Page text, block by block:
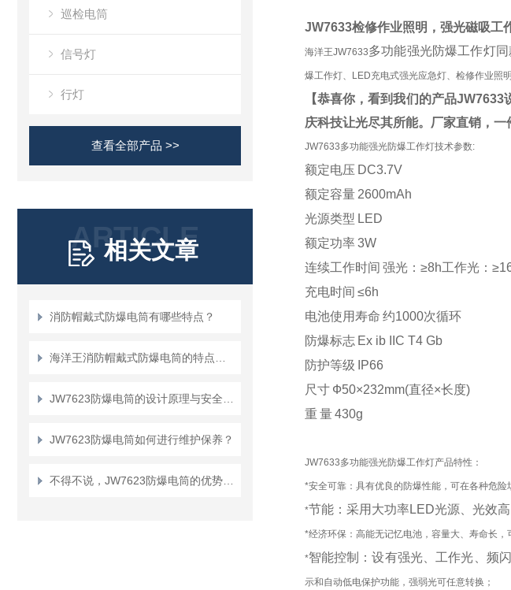
巡检电筒
信号灯
行灯
查看全部产品 >>
ARTICLE
相关文章
消防帽戴式防爆电筒有哪些特点？
JW7623防爆电筒如何进行维护保养？
JW7633检修作业照明，强光磁吸工
海洋王JW7633多功能强光防爆工作灯
爆工作灯、LED充电式强光应急灯、检修作业照
【恭喜你，看到我们的产品JW7633
庆科技让光尽其所能。 厂家直销，一
JW7633多功能强光防爆工作灯技术参数:
额定电压 DC3.7V
额定容量 2600mAh
光源类型 LED
额定功率 3W
连续工作时间 强光： ≥8h工作光：
充电时间 ≤6h
电池使用寿命 约1000次循环
防爆标志 Ex ib IIC T4 Gb
防护等级 IP66
尺寸 Ф50×232mm(直径×长度)
重 量 430g
JW7633多功能强光防爆工作灯产品特性：
*安全可靠：具有优良的防爆性能，可在各种危险
*节能：采用大功率LED光源、光效
*经济环保：高能无记忆电池，容量大、寿命长
*智能控制：设有强光、工作光、频
示和自动低电保护功能，强弱光可任意转换；